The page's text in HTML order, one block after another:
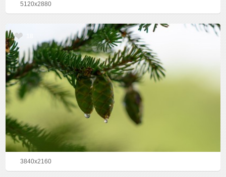
5120x2880
3840x2160